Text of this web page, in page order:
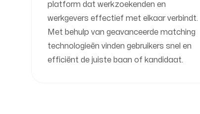
platform dat werkzoekenden en
werkgevers effectief met elkaar verbindt.
Met behulp van geavanceerde matching
technologieën vinden gebruikers snel en
efficiënt de juiste baan of kandidaat.